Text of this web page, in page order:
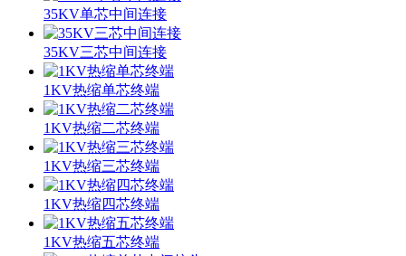
35KV单芯中间连接
35KV三芯中间连接
1KV热缩单芯终端
1KV热缩二芯终端
1KV热缩三芯终端
1KV热缩四芯终端
1KV热缩五芯终端